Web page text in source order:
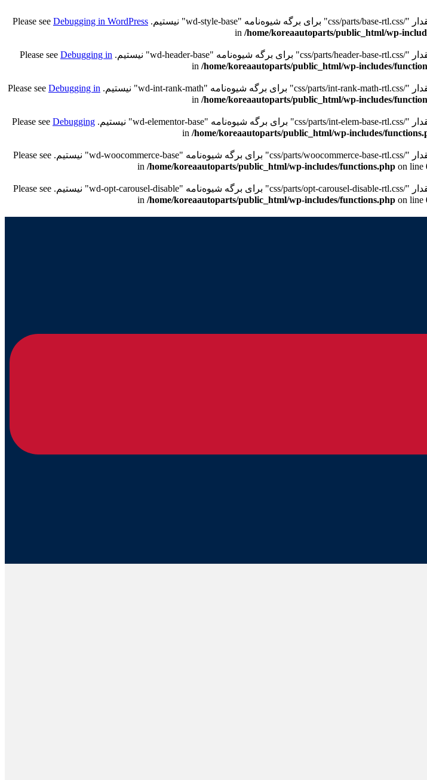
Debugging in WordPress
/home/koreaautoparts/public_html/wp-
Debugging in
/home/koreaautoparts/public_html/wp-includes/
Debugging in
/home/koreaautoparts/public_html/wp-includes/
Debugging
/home/koreaautoparts/public_html/wp-includes/
/home/koreaautoparts/public_html/wp-includes/functions.php on line
/home/koreaautoparts/public_html/wp-includes/functions.php on line